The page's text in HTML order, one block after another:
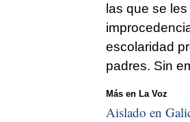
las que se
escolaridad
padres. Sin
Más en La Voz
Aislado en